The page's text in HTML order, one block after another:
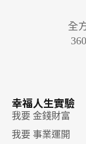
全
幸福人生實驗
我要 金錢財富
我要 事業運開